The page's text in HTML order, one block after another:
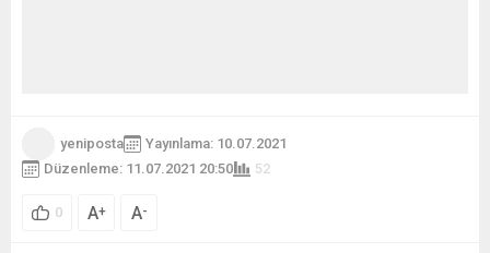
yeniposta
Yayınlama: 10.07.2021
Düzenleme: 11.07.2021 20:50
52
0 A+ A-